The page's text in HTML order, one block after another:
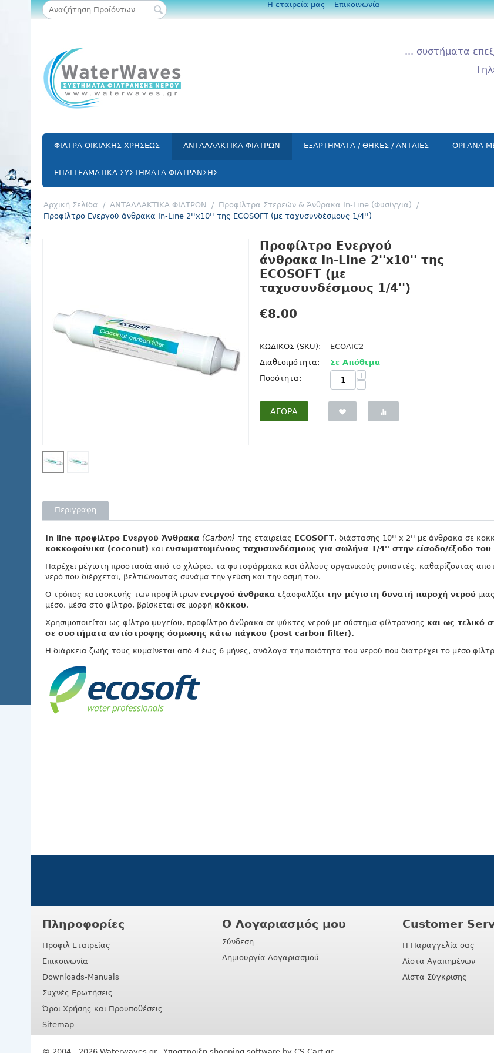
Η εταιρεία μας Επικοινωνία
... συστήματα
ΦΙΛΤΡΑ ΟΙΚΙΑΚΗΣ ΧΡΗΣΕΩΣ ΑΝΤΑΛΛΑΚΤΙΚΑ ΦΙΛΤΡΩΝ ΕΞΑΡΤΗΜΑΤΑ / ΘΗΚΕΣ / ΑΝΤΛΙΕΣ ΟΡΓΑΝΑ
ΕΠΑΓΓΕΛΜΑΤΙΚΑ ΣΥΣΤΗΜΑΤΑ ΦΙΛΤΡΑΝΣΗΣ
Αρχική Σελίδα / ΑΝΤΑΛΛΑΚΤΙΚΑ ΦΙΛΤΡΩΝ / Προφίλτρα Στερεών & Άνθρακα In-Line (Φυσίγγια)
/
Προφίλτρο Ενεργού άνθρακα In-Line 2''x10'' της ECOSOFT (με ταχυσυνδέσμους 1/4'')
Προφίλτρο Ενεργού
άνθρακα In-Line 2''x10'' της
ECOSOFT (με
ταχυσυνδέσμους 1/4'')
€8.00
ΚΩΔΙΚΟΣ (SKU):
ECOAIC2
Διαθεσιμότητα:
Σε Απόθεμα
Ποσότητα:
+
−
ΑΓΟΡΆ
Περιγραφη
In line προφίλτρo Ενεργού Άνθρακα (Carbon) της εταιρείας ECOSOFT, διάστασης 10'' x 2'' με άνθρακα σε
κοκκοφοίνικα (coconut) και ενσωματωμένους ταχυσυνδέσμους για σωλήνα 1/4'' στην είσοδο/έξοδο του
Παρέχει μέγιστη προστασία από το χλώριο, τα φυτοφάρμακα και άλλους οργανικούς ρυπαντές, καθαρίζοντας
νερό που διέρχεται, βελτιώνοντας συνάμα την γεύση και την οσμή του.
O τρόπος κατασκευής των προφίλτρων ενεργού άνθρακα εξασφαλίζει την μέγιστη δυνατή παροχή νερού
μέσο, μέσα στο φίλτρο, βρίσκεται σε μορφή κόκκου.
Χρησιμοποιείται ως φίλτρο ψυγείου, προφίλτρο άνθρακα σε ψύκτες νερού με σύστημα φίλτρανσης και ως τελικό
σε συστήματα αντίστροφης όσμωσης κάτω πάγκου (post carbon filter).
Η διάρκεια ζωής τους κυμαίνεται από 4 έως 6 μήνες, ανάλογα την ποιότητα του νερού που διατρέχει το μέσο
Πληροφορίες
Προφιλ Εταιρείας
Επικοινωνία
Downloads-Manuals
Συχνές Ερωτήσεις
Όροι Χρήσης και Προυποθέσεις
Sitemap
Ο Λογαριασμός μου
Σύνδεση
Δημιουργία Λογαριασμού
Customer
Η Παραγγελία σας
Λίστα Αγαπημένων
Λίστα Σύγκρισης